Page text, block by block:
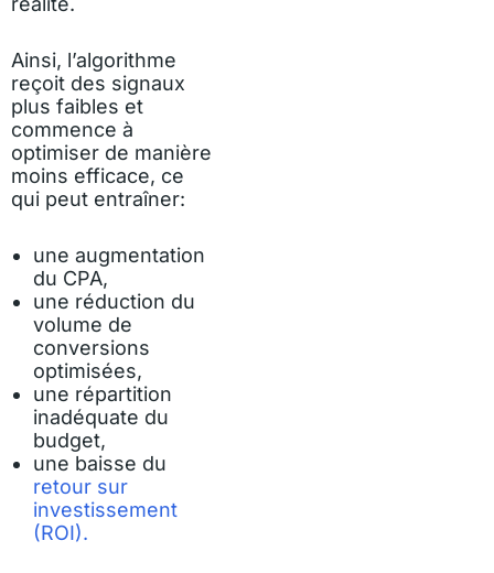
Ainsi, l’algorithme
reçoit des signaux
plus faibles et
commence à
optimiser de manière
moins efficace, ce
qui peut entraîner:
une augmentation
du CPA,
une réduction du
volume de
conversions
optimisées,
une répartition
inadéquate du
budget,
une baisse du
retour sur
investissement
(ROI).